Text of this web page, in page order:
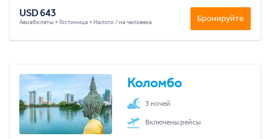
USD 643
Авиабилеты + Гостиница + Налоги / на человека Бронируйте
Коломбо
3 ночей
Включены рейсы